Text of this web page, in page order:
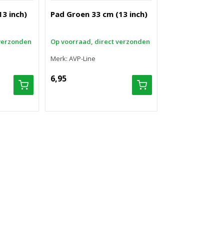
inch) Pad Groen 33 cm (13 inch)
Op voorraad, direct verzonden
Merk: AVP-Line
6,95